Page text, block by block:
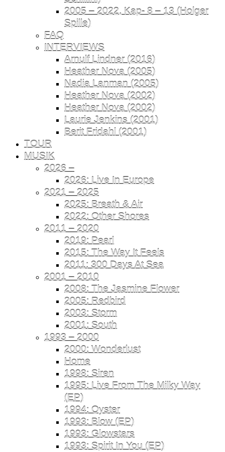
2005 – 2022, Kap- 8 – 13 (Holger
Spille)
FAQ
INTERVIEWS
Arnulf Lindner (2016)
Heather Nova (2005)
Nadia Lanman (2005)
Heather Nova (2002)
Heather Nova (2002)
Laurie Jenkins (2001)
Berit Fridahl (2001)
TOUR
MUSIK
2026 –
2026: Live In Europe
2021 – 2025
2025: Breath & Air
2022: Other Shores
2011 – 2020
2019: Pearl
2015: The Way It Feels
2011: 300 Days At Sea
2001 – 2010
2008: The Jasmine Flower
2005: Redbird
2003: Storm
2001: South
1993 – 2000
2000: Wonderlust
Home
1998: Siren
1995: Live From The Milky Way
(EP)
1994: Oyster
1993: Blow (EP)
1993: Glowstars
1993: Spirit In You (EP)